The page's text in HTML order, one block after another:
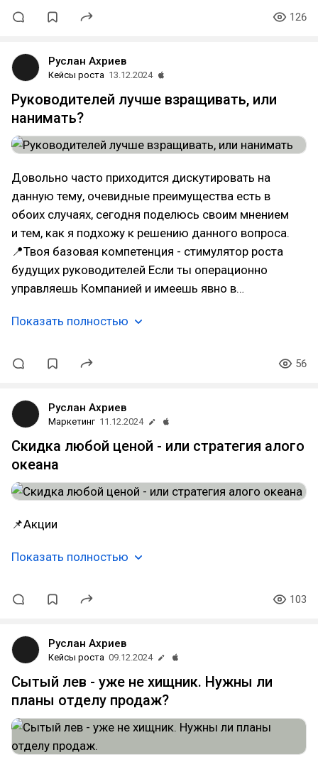
126
Руслан Ахриев
Кейсы роста 13.12.2024
Руководителей лучше взращивать, или
нанимать?
Довольно часто приходится дискутировать на
данную тему, очевидные преимущества есть в
обоих случаях, сегодня поделюсь своим мнением
и тем, как я подхожу к решению данного вопроса.
📍Твоя базовая компетенция - стимулятор роста
будущих руководителей Если ты операционно
управляешь Компанией и имеешь явно в…
Показать полностью
56
Руслан Ахриев
Маркетинг 11.12.2024
Скидка любой ценой - или стратегия алого
океана
📌Акции
Показать полностью
103
Руслан Ахриев
Кейсы роста 09.12.2024
Сытый лев - уже не хищник. Нужны ли
планы отделу продаж?